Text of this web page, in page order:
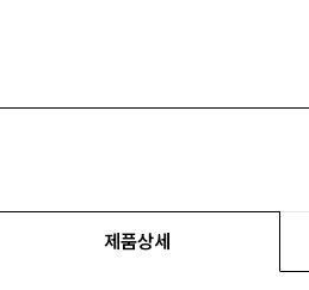
제품상세